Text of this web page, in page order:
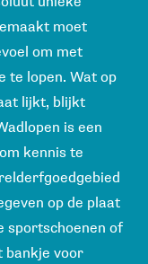
moet
om met
te lopen. Wat op
lijkt, blijkt
is een
kennis te
op de plaat
sportschoenen of
bankje voor